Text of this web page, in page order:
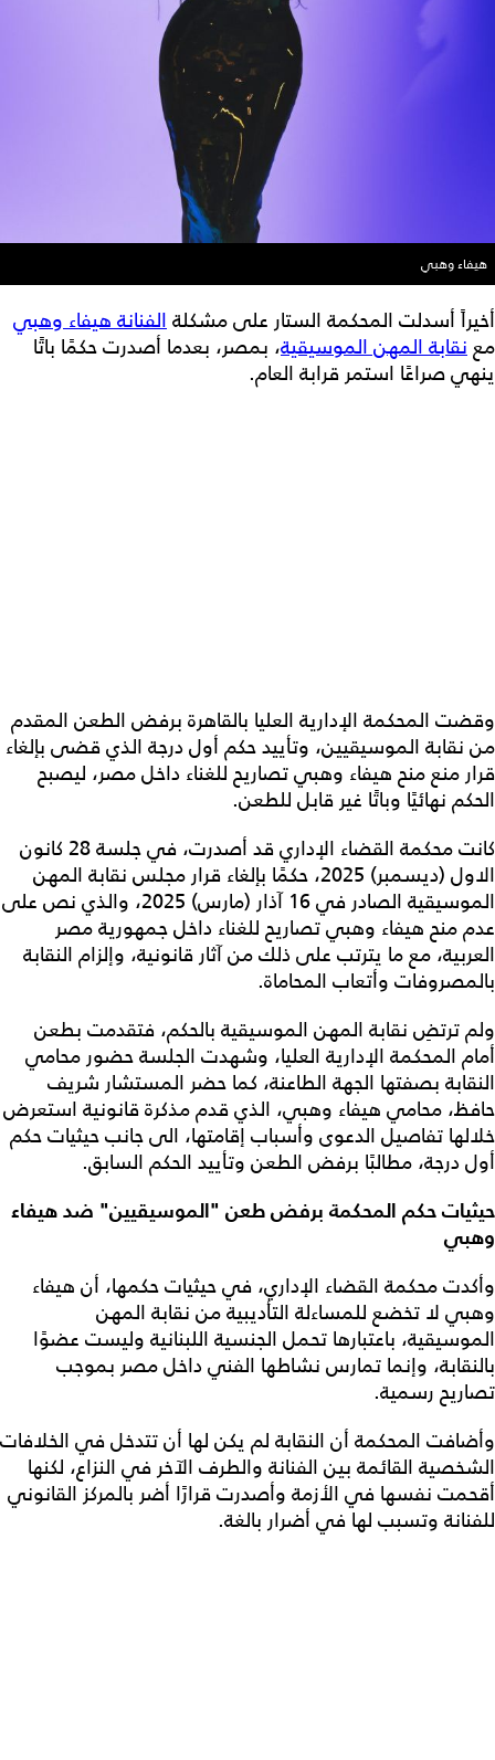
هيفاء وهبي
أخيراً أسدلت المحكمة الستار على مشكلةالفنانة هيفاء وهبي
معنقابة المهن الموسيقية، بمصر، بعدما أصدرت حكمًا باتًا
ينهي صراعًا استمر قرابة العام.
وقضت المحكمة الإدارية العليا بالقاهرة برفض الطعن المقدم
من نقابة الموسيقيين، وتأييد حكم أول درجة الذي قضى بإلغاء
قرار منع منح هيفاء وهبي تصاريح للغناء داخل مصر، ليصبح
الحكم نهائيًا وباتًا غير قابل للطعن.
كانت محكمة القضاء الإداري قد أصدرت، في جلسة 28 كانون
الاول (ديسمبر) 2025، حكمًا بإلغاء قرار مجلس نقابة المهن
الموسيقية الصادر في 16 آذار (مارس) 2025، والذي نص على
عدم منح هيفاء وهبي تصاريح للغناء داخل جمهورية مصر
العربية، مع ما يترتب على ذلك من آثار قانونية، وإلزام النقابة
بالمصروفات وأتعاب المحاماة.
ولم ترتضِ نقابة المهن الموسيقية بالحكم، فتقدمت بطعن
أمام المحكمة الإدارية العليا، وشهدت الجلسة حضور محامي
النقابة بصفتها الجهة الطاعنة، كما حضر المستشار شريف
حافظ، محامي هيفاء وهبي، الذي قدم مذكرة قانونية استعرض
خلالها تفاصيل الدعوى وأسباب إقامتها، الى جانب حيثيات حكم
أول درجة، مطالبًا برفض الطعن وتأييد الحكم السابق.
حيثيات حكم المحكمة برفض طعن "الموسيقيين" ضد هيفاء
وهبي
وأكدت محكمة القضاء الإداري، في حيثيات حكمها، أن هيفاء
وهبي لا تخضع للمساءلة التأديبية من نقابة المهن
الموسيقية، باعتبارها تحمل الجنسية اللبنانية وليست عضوًا
بالنقابة، وإنما تمارس نشاطها الفني داخل مصر بموجب
تصاريح رسمية.
وأضافت المحكمة أن النقابة لم يكن لها أن تتدخل في الخلافات
الشخصية القائمة بين الفنانة والطرف الآخر في النزاع، لكنها
أقحمت نفسها في الأزمة وأصدرت قرارًا أضر بالمركز القانوني
للفنانة وتسبب لها في أضرار بالغة.